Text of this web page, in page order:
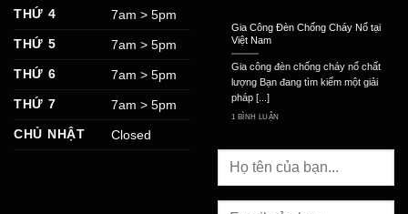
THỨ 4
7am > 5pm
THỨ 5
7am > 5pm
THỨ 6
7am > 5pm
THỨ 7
7am > 5pm
CHỦ NHẬT
Closed
Gia Công Đèn Chống Cháy Nổ tại
Việt Nam
Gia công đèn chống cháy nổ chất
lượng Bạn đang tìm kiếm một giải
pháp [...]
1 BÌNH LUẬN